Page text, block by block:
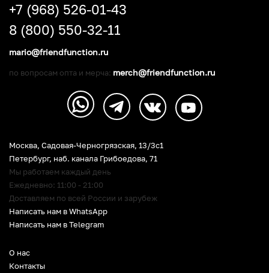
О нас
Контакты
Москва, Садовая-Черногрязская, 13/3c1
Петербург, наб. канала Грибоедова, 71
Мы работаем каждый день
Ежедневно: 11:00 - 21:00
Доставляем по всей России и зарубеж
Написать нам в WhatsApp
Написать нам в Telegram
+7 (968) 526-01-43
8 (800) 550-32-11
mario@friendfunction.ru
по вопросам опта и мерча: merch@friendfunction.ru